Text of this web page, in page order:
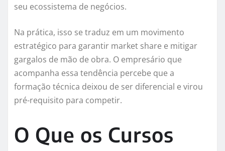
seu ecossistema de negócios.
Na prática, isso se traduz em um movimento
estratégico para garantir market share e mitigar
gargalos de mão de obra. O empresário que
acompanha essa tendência percebe que a
formação técnica deixou de ser diferencial e virou
pré-requisito para competir.
O Que os Cursos